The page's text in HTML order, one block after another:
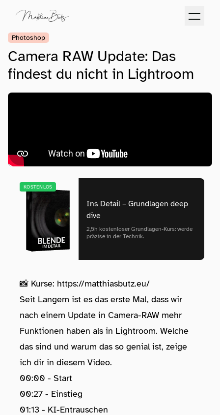
Photoshop
Camera RAW Update: Das
findest du nicht in Lightroom
KOSTENLOS
Ins Detail – Grundlagen deep
dive
2,5h kostenloser Grundlagen‑Kurs: werde
präzise in der Technik.
📸 Kurse: https://matthiasbutz.eu/
Seit Langem ist es das erste Mal, dass wir
nach einem Update in Camera-RAW mehr
Funktionen haben als in Lightroom. Welche
das sind und warum das so genial ist, zeige
ich dir in diesem Video.
00:00 - Start
00:27 - Einstieg
01:13 - KI-Entrauschen